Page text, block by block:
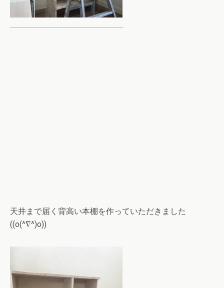
天井まで届く背高い本棚を作っていただきました
((o(^∇^)o))